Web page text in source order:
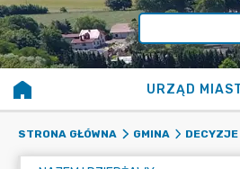
URZĄD
STRONA GŁÓWNA GMINA